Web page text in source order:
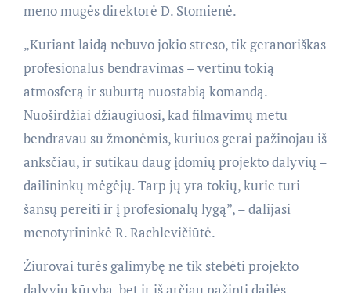
meno mugės direktorė D. Stomienė.
„Kuriant laidą nebuvo jokio streso, tik geranoriškas
profesionalus bendravimas – vertinu tokią
atmosferą ir suburtą nuostabią komandą.
Nuoširdžiai džiaugiuosi, kad filmavimų metu
bendravau su žmonėmis, kuriuos gerai pažinojau iš
anksčiau, ir sutikau daug įdomių projekto dalyvių –
dailininkų mėgėjų. Tarp jų yra tokių, kurie turi
šansų pereiti ir į profesionalų lygą”, – dalijasi
menotyrininkė R. Rachlevičiūtė.
Žiūrovai turės galimybę ne tik stebėti projekto
dalyvių kūrybą, bet ir iš arčiau pažinti dailės